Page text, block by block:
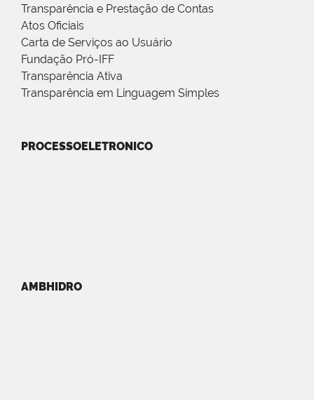
Transparência e Prestação de Contas
Atos Oficiais
Carta de Serviços ao Usuário
Fundação Pró-IFF
Transparência Ativa
Transparência em Linguagem Simples
PROCESSOELETRONICO
AMBHIDRO